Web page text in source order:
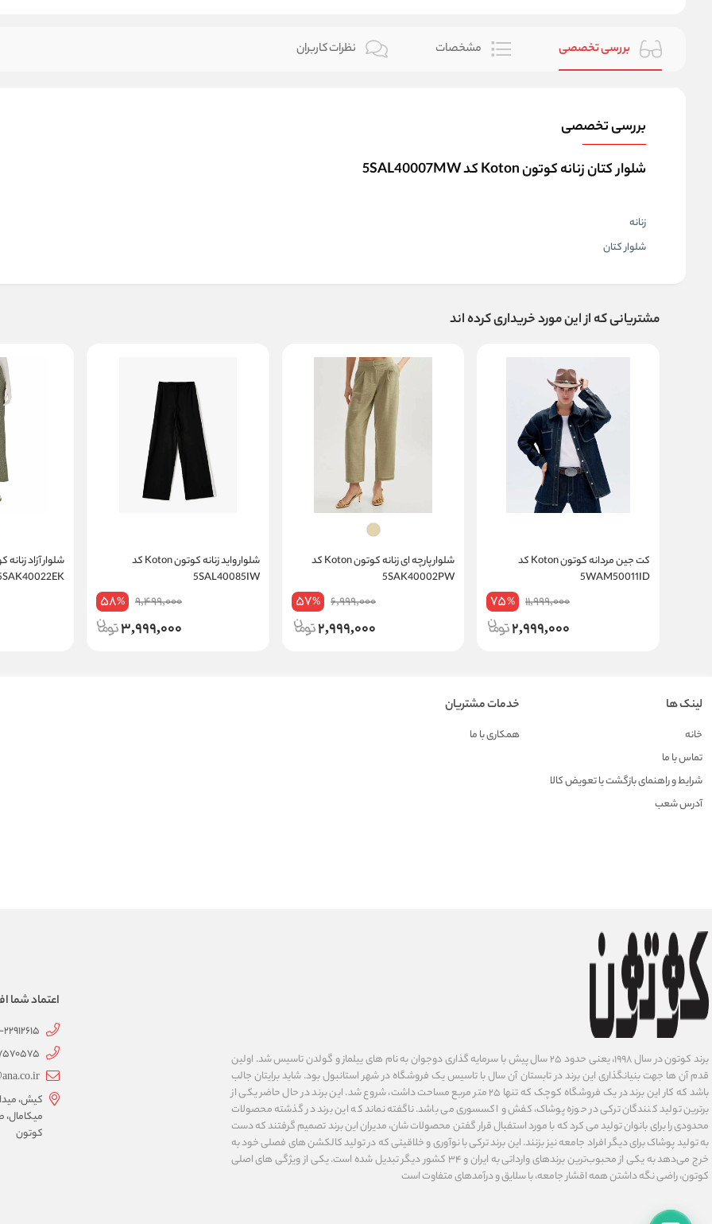
بررسی تخصصی مشخصات نظرات کاربران
بررسی تخصصی
شلوار کتان زنانه کوتون Koton کد 5SAL40007MW
زنانه
شلوار کتان
مشتریانی که از این مورد خریداری کرده اند
کت جین مردانه کوتون Koton کد
5WAM50011ID
11,999,000
75%
2,999,000
شلوار پارچه ای زنانه کوتون Koton کد
5SAK40002PW
6,999,000
57%
2,999,000
شلوار واید زنانه کوتون Koton کد
5SAL40085IW
9,499,000
58%
3,999,000
5SAK40022EK
لینک ها
خانه
تماس با ما
شرایط و راهنمای بازگشت یا تعویض کالا
آدرس شعب
خدمات مشتریان
همکاری با ما
برند کوتون در سال ۱۹۹۸، یعنی حدود ۲۵ سال پیش با سرمایه گذاری دوجوان به نام های ییلماز و گولدن تاسیس شد. اولین
قدم آن ها جهت بنیانگذاری این برند در تابستان آن سال با تاسیس یک فروشگاه در شهر استانبول بود. شاید برایتان جالب
باشد که کار این برند در یک فروشگاه کوچک که تنها ۲۵ متر مربع مساحت داشت، شروع شد. این برند در حال حاضر یکی از
برترین تولید کنندگان ترکی در حوزه پوشاک، کفش و اکسسوری می باشد. ناگفته نماند که این برند در گذشته محصولات
محدودی را برای بانوان تولید می کرد که با مورد استفبال قرار گفتن محصولات شان، مدیران این برند تصمیم گرفتند که دست
به تولید پوشاک برای دیگر افراد جامعه نیز بزنند. این برند ترکی با نوآوری ‌و خلاقیتی که در تولید کالکشن های فصلی خود به
خرج می‌دهد به یکی از محبوب‌ترین برندهای وارداتی به ایران و ۳۴ کشور دیگر تبدیل شده‌ است. یکی از ویژگی های اصلی
کوتون، راضی نگه داشتن همه اقشار جامعه، با سلایق و درآمدهای متفاوت است
اعتماد شما
22912615
کیش،
کوتون